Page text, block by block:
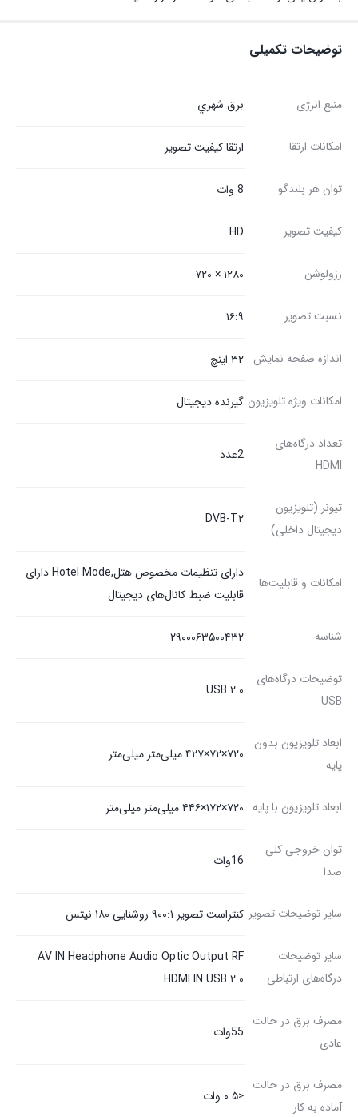
توضیحات تکمیلی
منبع انرژی برق شهري
امکانات ارتقا ارتقا کیفیت تصویر
توان هر بلندگو 8 وات
کیفیت تصویر HD
رزولوشن ۱۲۸۰ × ۷۲۰
نسبت تصویر ۱۶:۹
اندازه صفحه نمایش ۳۲ اینچ
امکانات ویژه تلویزیون گیرنده دیجیتال
تعداد درگاه‌های
HDMI
2عدد
تیونر (تلویزیون
دیجیتال داخلی)
DVB-T۲
امکانات و قابلیت‌ها
دارای تنظيمات مخصوص هتل,Hotel Mode دارای
قابليت ضبط کانال‌های ديجيتال
شناسه ۲۹۰۰۰۶۳۵۰۰۴۳۲
توضیحات درگاه‌های
USB
USB ۲.۰
ابعاد تلویزیون بدون
پایه
۷۲۰×۷۲×۴۲۷ میلی‌متر میلی‌متر
ابعاد تلویزیون با پایه ۷۲۰×۱۷۲×۴۴۶ میلی‌متر میلی‌متر
توان خروجی کلی
صدا
16وات
سایر توضیحات تصویر کنتراست تصویر ۹۰۰:۱ روشنایی ۱۸۰ نیتس
سایر توضیحات
درگاه‌های ارتباطی
AV IN Headphone Audio Optic Output RF
HDMI IN USB ۲.۰
مصرف برق در حالت
عادی
55وات
مصرف برق در حالت
آماده به کار
≤۰.۵ وات